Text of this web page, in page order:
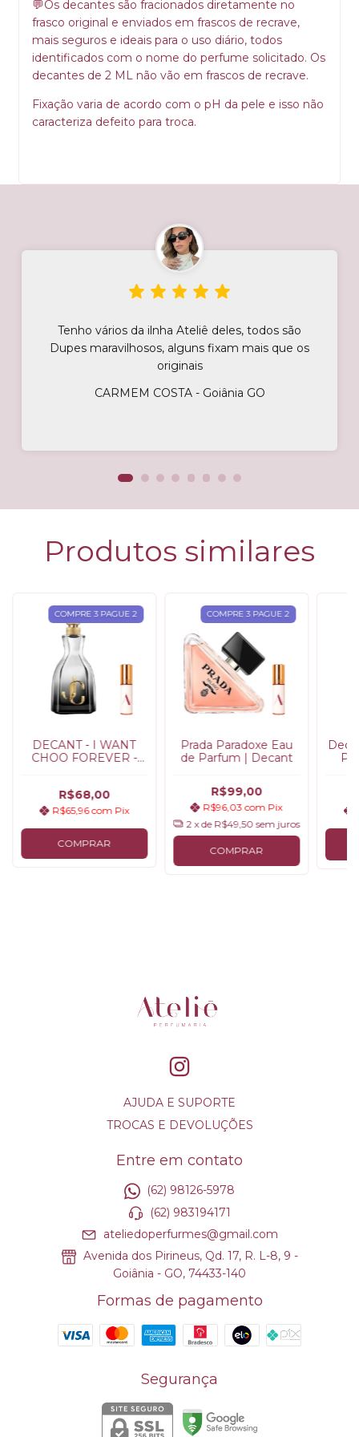
💬Os decantes são fracionados diretamente no
frasco original e enviados em frascos de recrave,
mais seguros e ideais para o uso diário, todos
identificados com o nome do perfume solicitado. Os
decantes de 2 ML não vão em frascos de recrave.
Fixação varia de acordo com o pH da pele e isso não
caracteriza defeito para troca.
Tenho vários da ilnha Ateliê deles, todos são
Dupes maravilhosos, alguns fixam mais que os
originais
CARMEM COSTA - Goiânia GO
Produtos similares
COMPRE 3 PAGUE 2
DECANT - I WANT
CHOO FOREVER -
R$68,00
R$65,96com Pix
COMPRAR
COMPRE 3 PAGUE 2
Prada Paradoxe Eau
de Parfum | Decant
R$99,00
R$96,03com Pix
2 x de R$49,50 sem juros
COMPRAR
AJUDA E SUPORTE
TROCAS E DEVOLUÇÕES
Entre em contato
(62) 98126-5978
(62) 983194171
ateliedoperfurmes@gmail.com
Avenida dos Pirineus, Qd. 17, R. L-8, 9 -
Goiânia - GO, 74433-140
Formas de pagamento
Segurança